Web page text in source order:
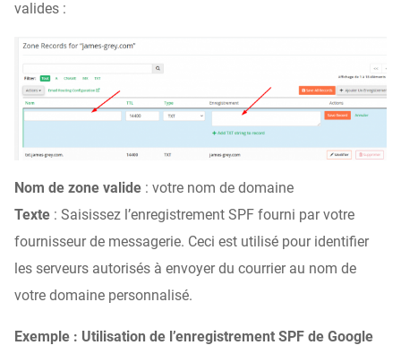
valides :
Nom de zone valide : votre nom de domaine
Texte : Saisissez l’enregistrement SPF fourni par votre
fournisseur de messagerie. Ceci est utilisé pour identifier
les serveurs autorisés à envoyer du courrier au nom de
votre domaine personnalisé.
Exemple : Utilisation de l’enregistrement SPF de Google